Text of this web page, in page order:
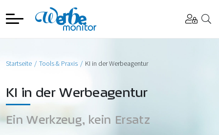
Startseite Tools & Praxis KI in der Werbeagentur
KI in der Werbeagentur
Ein Werkzeug, kein Ersatz